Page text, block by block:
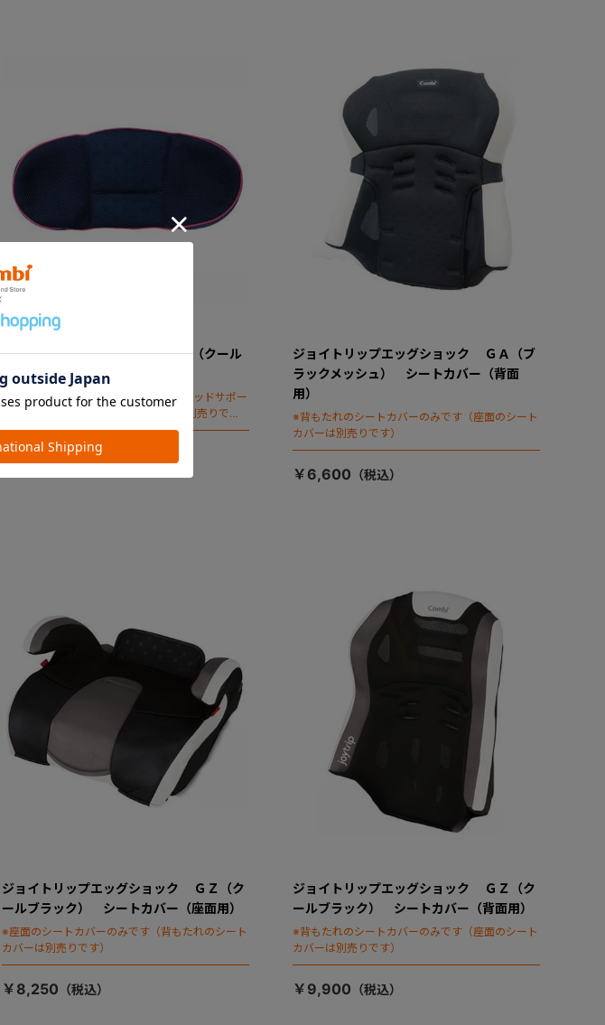
ジョイトリップエアスルー ＧＺ（クール
ネイビー）ヘッドサポート
※ヘッドサポートのカバーのみです（ヘッドサポー
トの中に入れるウレタンクッションは別売りで
す）
￥3,850
ジョイトリップエッグショック ＧＡ（ブ
ラックメッシュ） シートカバー（背面
用）
※背もたれのシートカバーのみです（座面のシート
カバーは別売りです）
￥6,600
ジョイトリップエッグショック ＧＺ（ク
ールブラック） シートカバー（座面用）
※座面のシートカバーのみです（背もたれのシート
カバーは別売りです）
￥8,250
ジョイトリップエッグショック ＧＺ（ク
ールブラック） シートカバー（背面用）
※背もたれのシートカバーのみです（座面のシート
カバーは別売りです）
￥9,900